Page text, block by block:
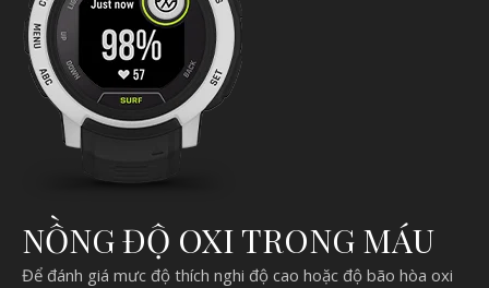
NỒNG ĐỘ OXI TRONG MÁU
Để đánh giá mưc độ thích nghi độ cao hoặc độ bão hòa oxi